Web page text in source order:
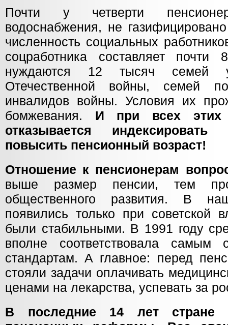
Почти у четверти
водоснабжения, не
численность социальных
соцработника составляет
нуждаются 12 тысяч семей
Отечественной войны, семей
инвалидов войны. Условия их
бомжевания. И при всех этих
отказывается индексировать
повысить пенсионный возраст!
Отношение к пенсионерам
выше размер пенсии, тем
общественного развития. В
появились только при советской
были стабильными. В 1991 году
вполне соответствовала самым
стандартам. А главное: перед
стояли задачи оплачивать
ценами на лекарства, успевать за
В последние 14 лет стране